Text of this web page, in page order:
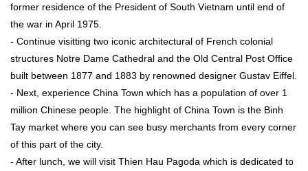
former residence of the President of South Vietnam until end of
the war in April 1975.
- Continue visitting two iconic architectural of French colonial
structures Notre Dame Cathedral and the Old Central Post Office
built between 1877 and 1883 by renowned designer Gustav Eiffel.
- Next, experience China Town which has a population of over 1
million Chinese people. The highlight of China Town is the Binh
Tay market where you can see busy merchants from every corner
of this part of the city.
- After lunch, we will visit Thien Hau Pagoda which is dedicated to